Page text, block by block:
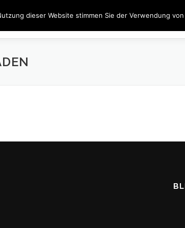
JOBS
dieser Website stimmen Sie der Verwendung